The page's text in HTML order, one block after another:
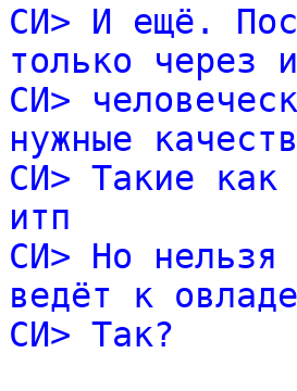
СИ> И ещё.
только через
СИ>
нужные
СИ> Такие как
итп
СИ> Но нельзя
ведёт к
СИ> Так?